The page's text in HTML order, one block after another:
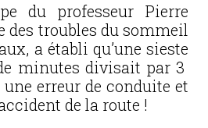
du professeur Pierre
des troubles du sommeil
a établi qu’une sieste
minutes divisait par 3
erreur de conduite et
de la route !